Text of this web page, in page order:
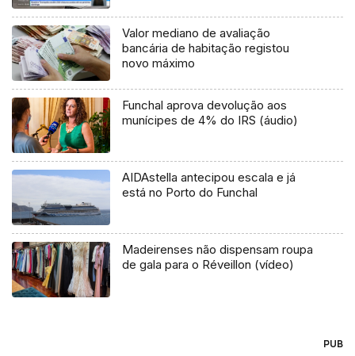
Valor mediano de avaliação
bancária de habitação registou
novo máximo
Funchal aprova devolução aos
munícipes de 4% do IRS (áudio)
AIDAstella antecipou escala e já
está no Porto do Funchal
Madeirenses não dispensam roupa
de gala para o Réveillon (vídeo)
PUB